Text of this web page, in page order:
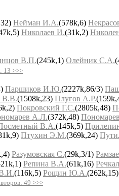
Нейман И.А.(578k,6)
Николаев И.(31k,2)
В.П.(245k,1) Олейник С.А.
13 >>>
Паршиков И.Ю.(2227k,86/3)
В.В.(1508k,23) Плугов А.Р.
Покровский Г.С.(2805k,48)
А.Л.(372k,48)
В.А.(145k,5)
Птухин Э.М.(369k,24)
Разумовская С.(29k,3/1)
Репина В.А.(61k,16)
(116k,5) Рощин Ю.А.(262k,15)
49 >>>